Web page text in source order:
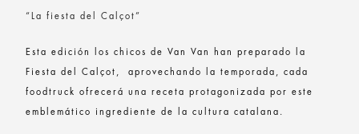
“La fiesta del Calçot”
Esta edición los chicos de Van Van han preparado la
Fiesta del Calçot, aprovechando la temporada, cada
foodtruck ofrecerá una receta protagonizada por este
emblemático ingrediente de la cultura catalana.